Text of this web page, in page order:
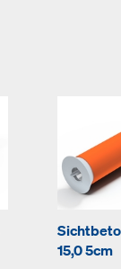
15,0 5cm